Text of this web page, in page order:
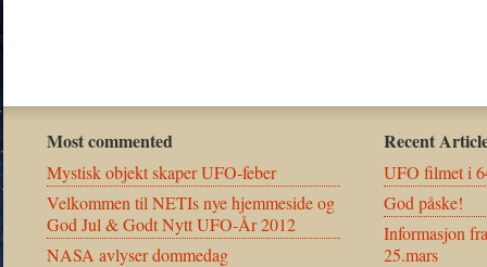
Most commented
Mystisk objekt skaper UFO-feber
Velkommen til NETIs nye hjemmeside og
God Jul & Godt Nytt UFO-År 2012
NASA avlyser dommedag
Recent
UFO filmet i
God påske!
Informasjon
25.mars